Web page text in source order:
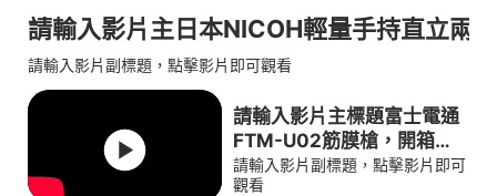
請輸入影片主日本NICOH輕量手持直立兩
請輸入影片副標題，點擊影片即可觀看
請輸入影片主標題富士電通
FTM-U02筋膜槍，開箱分
享
請輸入影片副標題，點擊影片即可
觀看